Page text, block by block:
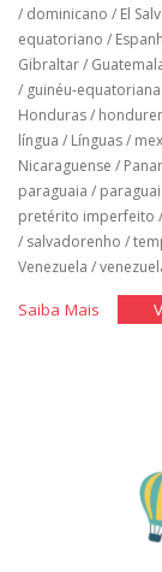
/ dominicano / El
equatoriano /
Gibraltar/
/ guinéu-equatoriana
Honduras/
língua / Línguas/
Nicaraguense /
paraguaia /
pretérito imperfeito /
/ salvadorenho /
Venezuela /
Saiba Mais